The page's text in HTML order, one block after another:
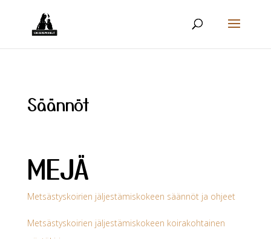
Säännöt
MEJÄ
Metsästyskoirien jäljestämiskokeen säännöt ja ohjeet
Metsästyskoirien jäljestämiskokeen koirakohtainen